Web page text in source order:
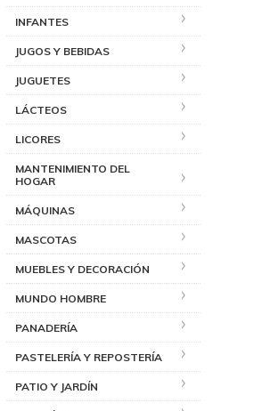
INFANTES
JUGOS Y BEBIDAS
JUGUETES
LÁCTEOS
LICORES
MANTENIMIENTO DEL
HOGAR
MÁQUINAS
MASCOTAS
MUEBLES Y DECORACIÓN
MUNDO HOMBRE
PANADERÍA
PASTELERÍA Y REPOSTERÍA
PATIO Y JARDÍN